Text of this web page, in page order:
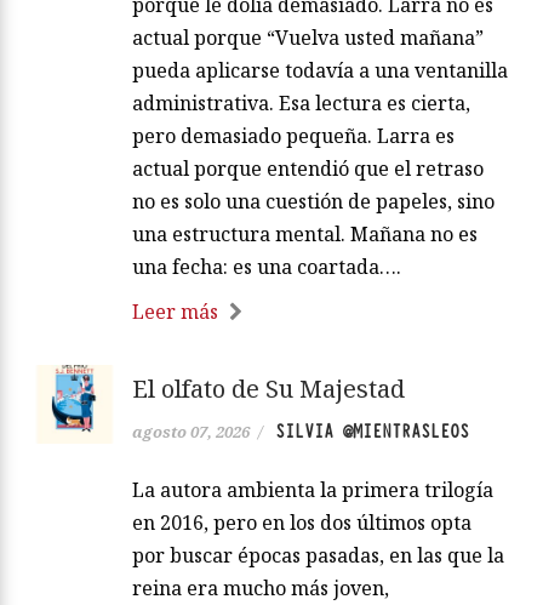
actual porque “Vuelva usted mañana”
pueda aplicarse todavía a una ventanilla
administrativa. Esa lectura es cierta,
pero demasiado pequeña. Larra es
actual porque entendió que el retraso
no es solo una cuestión de papeles, sino
una estructura mental. Mañana no es
una fecha: es una coartada….
Leer más
El olfato de Su Majestad
agosto 07, 2026 / SILVIA @MIENTRASLEOS
La autora ambienta la primera trilogía
en 2016, pero en los dos últimos opta
por buscar épocas pasadas, en las que la
reina era mucho más joven,